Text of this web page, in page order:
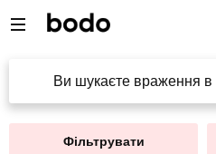
Ви шукаєте враження в
Фільтрувати